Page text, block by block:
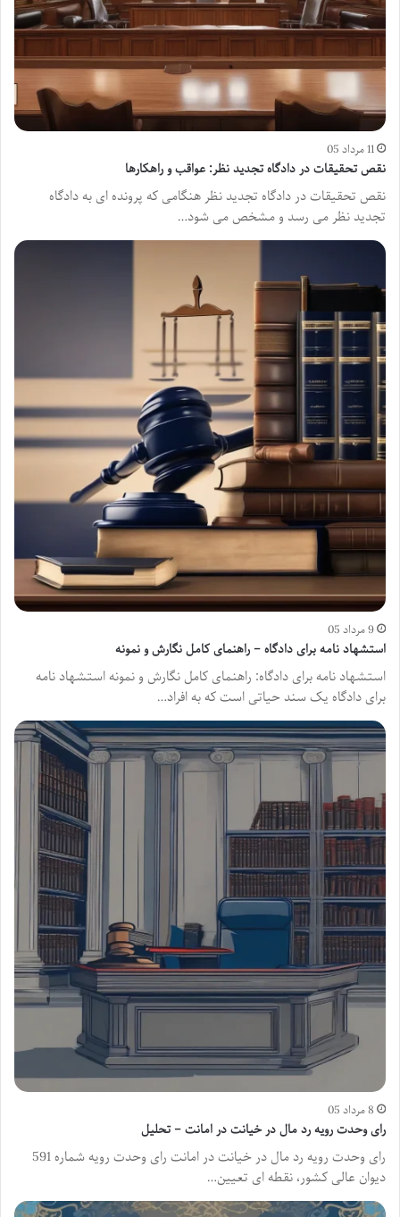
11 مرداد 05
نقص تحقیقات در دادگاه تجدید نظر: عواقب و راهکارها
نقص تحقیقات در دادگاه تجدید نظر هنگامی که پرونده ای به دادگاه
تجدید نظر می رسد و مشخص می شود…
9 مرداد 05
استشهاد نامه برای دادگاه – راهنمای کامل نگارش و نمونه
استشهاد نامه برای دادگاه: راهنمای کامل نگارش و نمونه استشهاد نامه
برای دادگاه یک سند حیاتی است که به افراد…
8 مرداد 05
رای وحدت رویه رد مال در خیانت در امانت – تحلیل
رای وحدت رویه رد مال در خیانت در امانت رای وحدت رویه شماره 591
دیوان عالی کشور، نقطه ای تعیین…